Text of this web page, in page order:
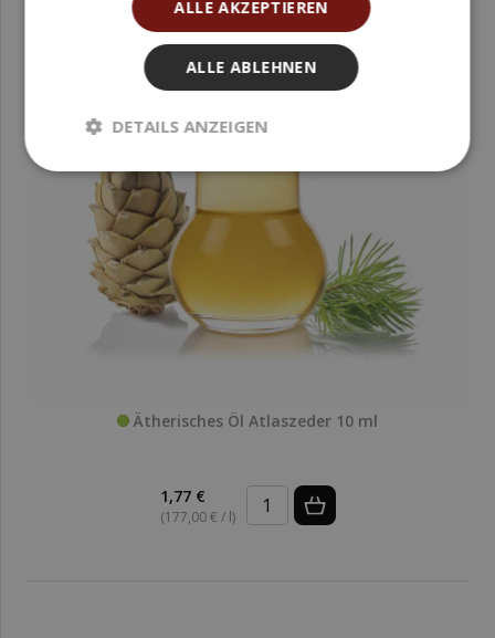
Ätherisches Öl Atlaszeder 10 ml
1,77 €
(177,00 € / l)
ALLE AKZEPTIEREN
ALLE ABLEHNEN
DETAILS ANZEIGEN